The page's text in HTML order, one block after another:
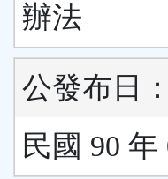
辦法
公發布日：
民國 90 年